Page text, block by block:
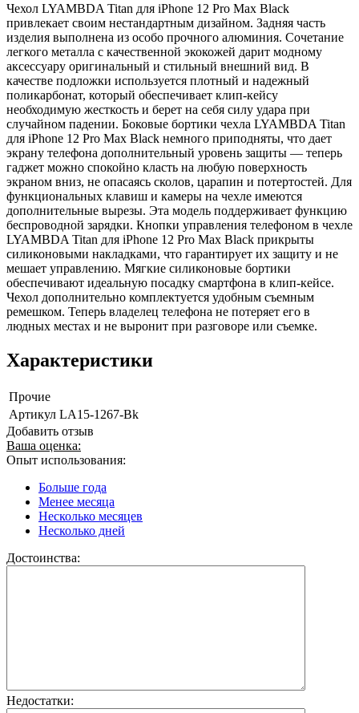
Чехол LYAMBDA Titan для iPhone 12 Pro Max Black
привлекает своим нестандартным дизайном. Задняя часть
изделия выполнена из особо прочного алюминия. Сочетание
легкого металла с качественной экокожей дарит модному
аксессуару оригинальный и стильный внешний вид. В
качестве подложки используется плотный и надежный
поликарбонат, который обеспечивает клип-кейсу
необходимую жесткость и берет на себя силу удара при
случайном падении. Боковые бортики чехла LYAMBDA Titan
для iPhone 12 Pro Max Black немного приподняты, что дает
экрану телефона дополнительный уровень защиты — теперь
гаджет можно спокойно класть на любую поверхность
экраном вниз, не опасаясь сколов, царапин и потертостей. Для
функциональных клавиш и камеры на чехле имеются
дополнительные вырезы. Эта модель поддерживает функцию
беспроводной зарядки. Кнопки управления телефоном в чехле
LYAMBDA Titan для iPhone 12 Pro Max Black прикрыты
силиконовыми накладками, что гарантирует их защиту и не
мешает управлению. Мягкие силиконовые бортики
обеспечивают идеальную посадку смартфона в клип-кейсе.
Чехол дополнительно комплектуется удобным съемным
ремешком. Теперь владелец телефона не потеряет его в
людных местах и не выронит при разговоре или съемке.
Характеристики
Прочие
Артикул LA15-1267-Bk
Добавить отзыв
Ваша оценка:
Опыт использования:
Больше года
Менее месяца
Несколько месяцев
Несколько дней
Достоинства:
Недостатки: